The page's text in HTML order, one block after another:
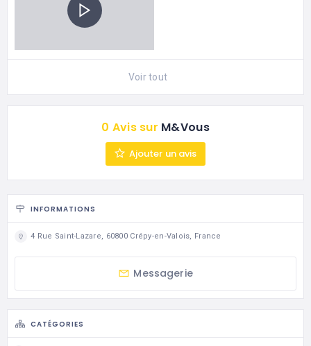
Voir tout
0 Avis sur M&Vous
Ajouter un avis
INFORMATIONS
4 Rue Saint-Lazare, 60800 Crépy-en-Valois, France
Messagerie
CATÉGORIES